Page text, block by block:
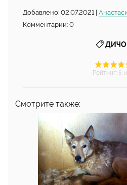
Добавлено: 02.07.2021 |
Комментарии: 0
Рейтинг: 5
Смотрите также: